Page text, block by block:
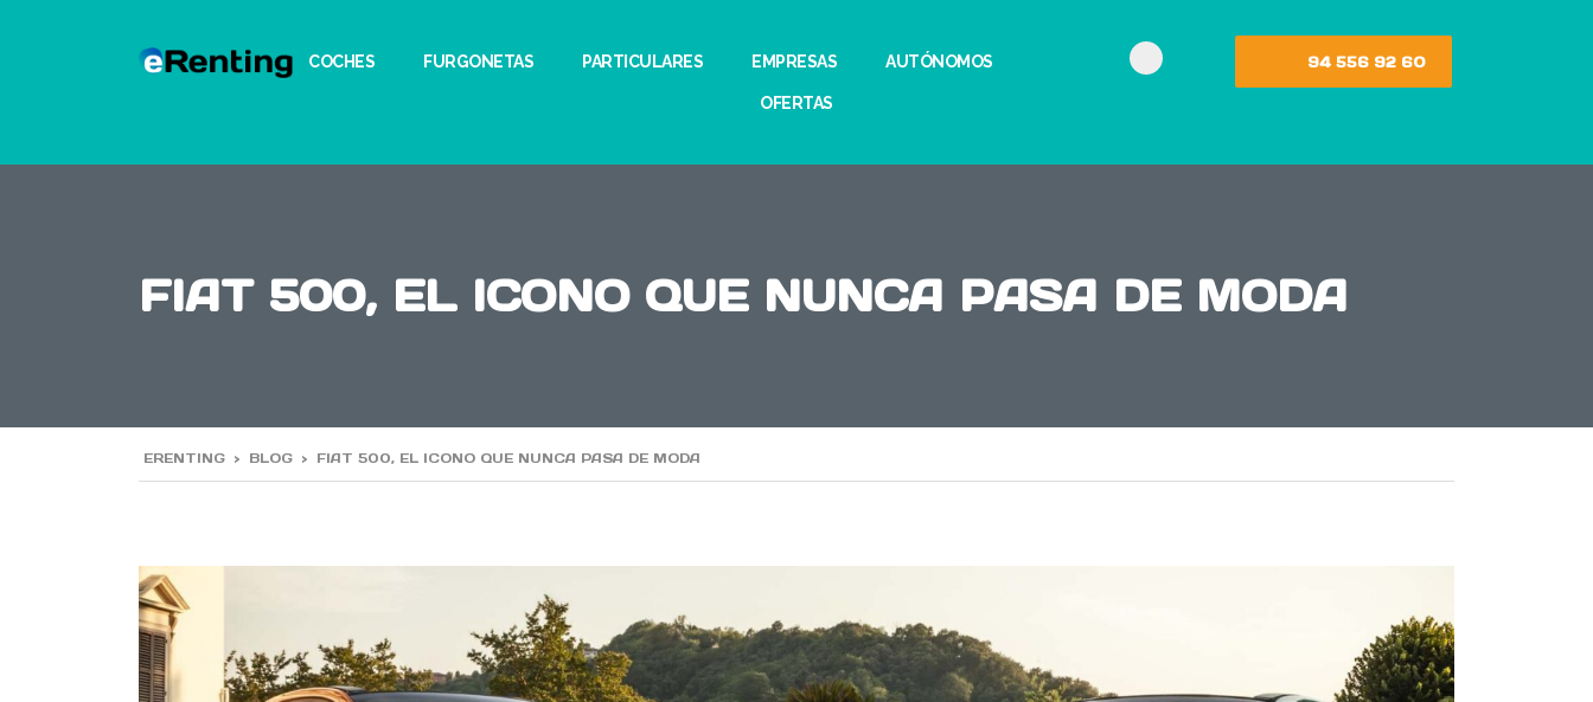
94 556 92 60
COCHES FURGONETAS PARTICULARES EMPRESAS AUTÓNOMOS
OFERTAS
FIAT 500, EL ICONO QUE NUNCA PASA DE MODA
ERENTING > BLOG > FIAT 500, EL ICONO QUE NUNCA PASA DE MODA